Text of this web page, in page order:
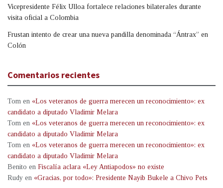
Vicepresidente Félix Ulloa fortalece relaciones bilaterales durante
visita oficial a Colombia
Frustan intento de crear una nueva pandilla denominada “Ántrax” en
Colón
Comentarios recientes
Tom en «Los veteranos de guerra merecen un reconocimiento»: ex
candidato a diputado Vladimir Melara
Tom en «Los veteranos de guerra merecen un reconocimiento»: ex
candidato a diputado Vladimir Melara
Tom en «Los veteranos de guerra merecen un reconocimiento»: ex
candidato a diputado Vladimir Melara
Benito en Fiscalía aclara «Ley Antiapodos» no existe
Rudy en «Gracias, por todo»: Presidente Nayib Bukele a Chivo Pets